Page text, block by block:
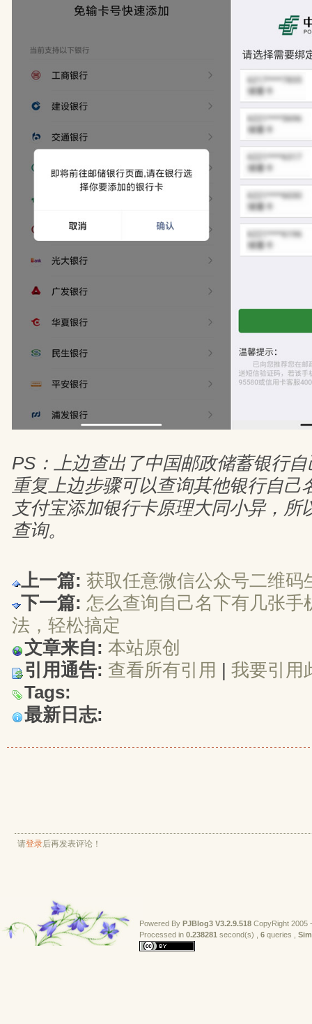
PS：上边查出了中国邮政储蓄银行
重复上边步骤可以查询其他银行自己
支付宝添加银行卡原理大同小异，所
查询。
上一篇: 获取任意微信公众号二维码
下一篇: 怎么查询自己名下有几张手
法，轻松搞定
文章来自: 本站原创
引用通告: 查看所有引用 | 我要引用
Tags:
最新日志:
请登录后再发表评论！
Powered By PJBlog3 V3.2.9.518 CopyRight 2005
Processed in 0.238281 second(s) , 6 queries ,